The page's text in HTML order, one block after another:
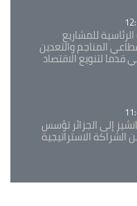
للمشاريع
المناجم والتعدين
لتنويع الاقتصاد
إلى الجزائر تؤسس
الاستراتيجية